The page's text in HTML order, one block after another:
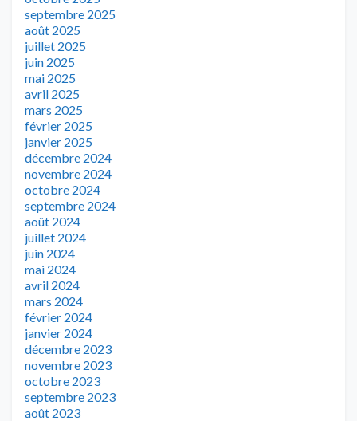
septembre 2025
août 2025
juillet 2025
juin 2025
mai 2025
avril 2025
mars 2025
février 2025
janvier 2025
décembre 2024
novembre 2024
octobre 2024
septembre 2024
août 2024
juillet 2024
juin 2024
mai 2024
avril 2024
mars 2024
février 2024
janvier 2024
décembre 2023
novembre 2023
octobre 2023
septembre 2023
août 2023